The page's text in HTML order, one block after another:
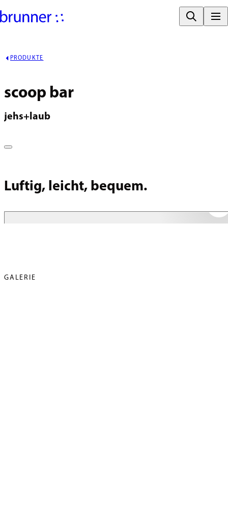
PRODUKTE
scoop bar
jehs+laub
Luftig, leicht, bequem.
GALERIE